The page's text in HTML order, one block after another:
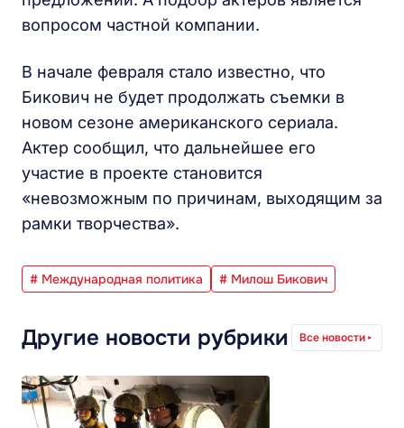
вопросом частной компании.
В начале февраля стало известно, что
Бикович не будет продолжать съемки в
новом сезоне американского сериала.
Актер сообщил, что дальнейшее его
участие в проекте становится
«невозможным по причинам, выходящим за
рамки творчества».
# Международная политика # Милош Бикович
Другие новости рубрики Все новости